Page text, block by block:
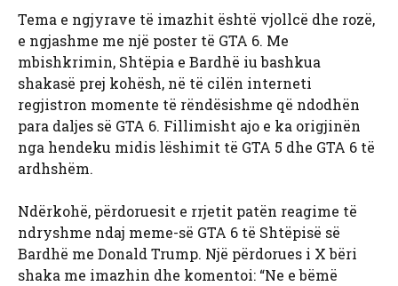
Tema e ngjyrave të imazhit është vjollcë dhe rozë,
e ngjashme me një poster të GTA 6. Me
mbishkrimin, Shtëpia e Bardhë iu bashkua
shakasë prej kohësh, në të cilën interneti
regjistron momente të rëndësishme që ndodhën
para daljes së GTA 6. Fillimisht ajo e ka origjinën
nga hendeku midis lëshimit të GTA 5 dhe GTA 6 të
ardhshëm.
Ndërkohë, përdoruesit e rrjetit patën reagime të
ndryshme ndaj meme-së GTA 6 të Shtëpisë së
Bardhë me Donald Trump. Një përdorues i X bëri
shaka me imazhin dhe komentoi: “Ne e bëmë